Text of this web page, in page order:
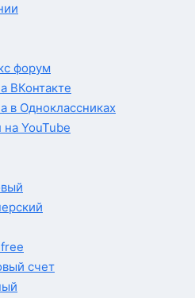
форум
ВКонтакте
в Одноклассниках
на YouTube
счет